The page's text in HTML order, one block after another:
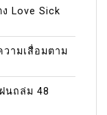
Love Sick
ามเสื่อมตาม
นถล่ม 48